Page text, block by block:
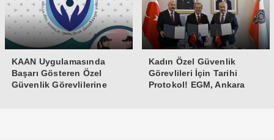
KAAN Uygulamasında
Başarı Gösteren Özel
Güvenlik Görevlilerine
Kadın Özel Güvenlik
Görevlileri İçin Tarihi
Protokol! EGM, Ankara